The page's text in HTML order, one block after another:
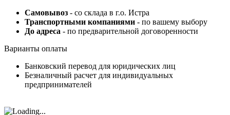
Самовывоз - со склада в г.о. Истра
Транспортными компаниями - по вашему выбору
До адреса - по предварительной договоренности
Варианты оплаты
Банковский перевод для юридических лиц
Безналичный расчет для индивидуальных
предпринимателей